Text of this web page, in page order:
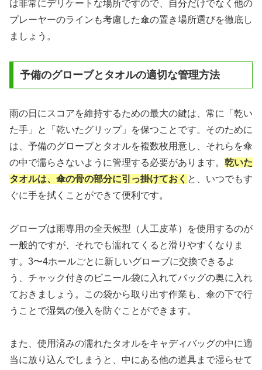
は非常にデリケートな場所ですので、自分だけでなく他の
プレーヤーのラインも考慮した傘の置き場所選びを徹底し
ましょう。
予備のグローブとタオルの適切な管理方法
雨の日にスコアを維持するための最大の鍵は、常に「乾い
た手」と「乾いたグリップ」を保つことです。そのために
は、予備のグローブとタオルを複数枚用意し、それらを傘
の中で濡らさないように管理する必要があります。 乾いた
タオルは、傘の骨の部分に引っ掛けておく と、いつでもす
ぐに手を拭くことができて便利です。
グローブは雨専用の全天候型（人工皮革）を使用するのが
一般的ですが、それでも濡れてくると滑りやすくなりま
す。3〜4ホールごとに新しいグローブに交換できるよ
う、チャック付きのビニール袋に入れてバッグの奥に入れ
ておきましょう。この袋から取り出す作業も、傘の下で行
うことで湿気の侵入を防ぐことができます。
また、使用済みの濡れたタオルをキャディバッグの中に適
当に放り込んでしまうと、中にある他の道具まで湿らせて